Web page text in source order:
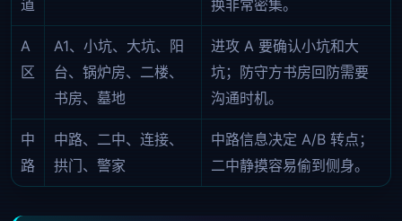
道
换非常密集。
A
区
A1、小坑、大坑、阳
台、锅炉房、二楼、
书房、墓地
进攻 A 要确认小坑和大
坑；防守方书房回防需要
沟通时机。
中
路
中路、二中、连接、
拱门、警家
中路信息决定 A/B 转点；
二中静摸容易偷到侧身。